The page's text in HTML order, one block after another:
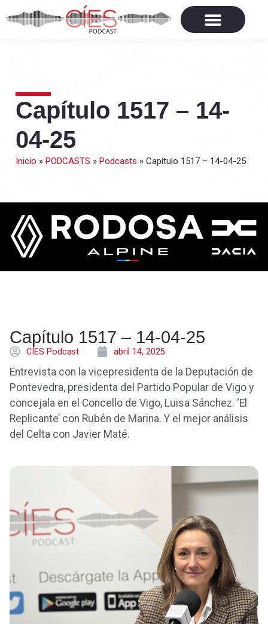
Capítulo 1517 – 14-
04-25
Inicio » PODCASTS » Podcasts » Capítulo 1517 – 14-04-25
Capítulo 1517 – 14-04-25
CÍES Podcast abril 14, 2025
Entrevista con la vicepresidenta de la Deputación de
Pontevedra, presidenta del Partido Popular de Vigo y
concejala en el Concello de Vigo, Luisa Sánchez. ‘El
Replicante’ con Rubén de Marina. Y el mejor análisis
del Celta con Javier Maté.